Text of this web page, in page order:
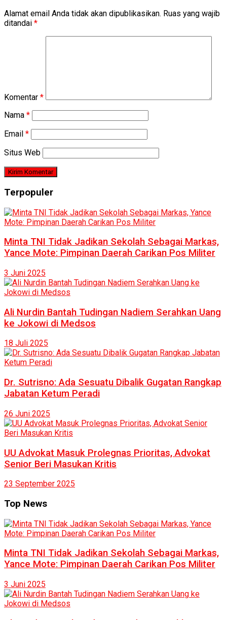
Alamat email Anda tidak akan dipublikasikan. Ruas yang wajib
ditandai *
Komentar *
Nama *
Email *
Situs Web
Terpopuler
Minta TNI Tidak Jadikan Sekolah Sebagai Markas,
Yance Mote: Pimpinan Daerah Carikan Pos Militer
3 Juni 2025
Ali Nurdin Bantah Tudingan Nadiem Serahkan Uang
ke Jokowi di Medsos
18 Juli 2025
Dr. Sutrisno: Ada Sesuatu Dibalik Gugatan Rangkap
Jabatan Ketum Peradi
26 Juni 2025
UU Advokat Masuk Prolegnas Prioritas, Advokat
Senior Beri Masukan Kritis
23 September 2025
Top News
Minta TNI Tidak Jadikan Sekolah Sebagai Markas,
Yance Mote: Pimpinan Daerah Carikan Pos Militer
3 Juni 2025